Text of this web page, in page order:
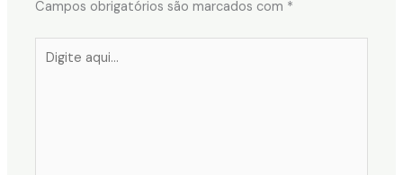
Campos obrigatórios são marcados com *
aqui...